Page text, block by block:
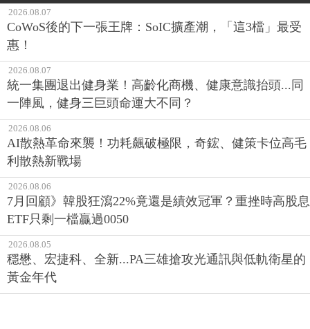
2026.08.07
CoWoS後的下一張王牌：SoIC擴產潮，「這3檔」最受
惠！
2026.08.07
統一集團退出健身業！高齡化商機、健康意識抬頭...同
一陣風，健身三巨頭命運大不同？
2026.08.06
AI散熱革命來襲！功耗飆破極限，奇鋐、健策卡位高毛
利散熱新戰場
2026.08.06
7月回顧》韓股狂瀉22%竟還是績效冠軍？重挫時高股息
ETF只剩一檔贏過0050
2026.08.05
穩懋、宏捷科、全新...PA三雄搶攻光通訊與低軌衛星的
黃金年代